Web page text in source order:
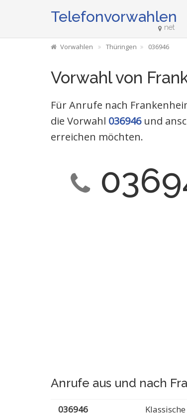
Telefonvorwahlen
net
Vorwahlen Thüringen 036946
Vorwahl von
Für Anrufe nach
die Vorwahl 036946und
erreichen möchten.
Anrufe aus und nach
036946